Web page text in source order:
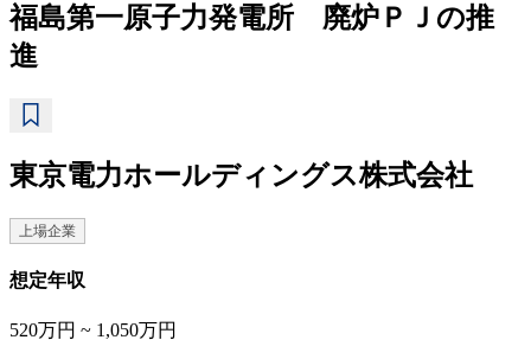
福島第一原子力発電所 廃炉ＰＪの推
進
東京電力ホールディングス株式会社
上場企業
想定年収
520万円 ~ 1,050万円